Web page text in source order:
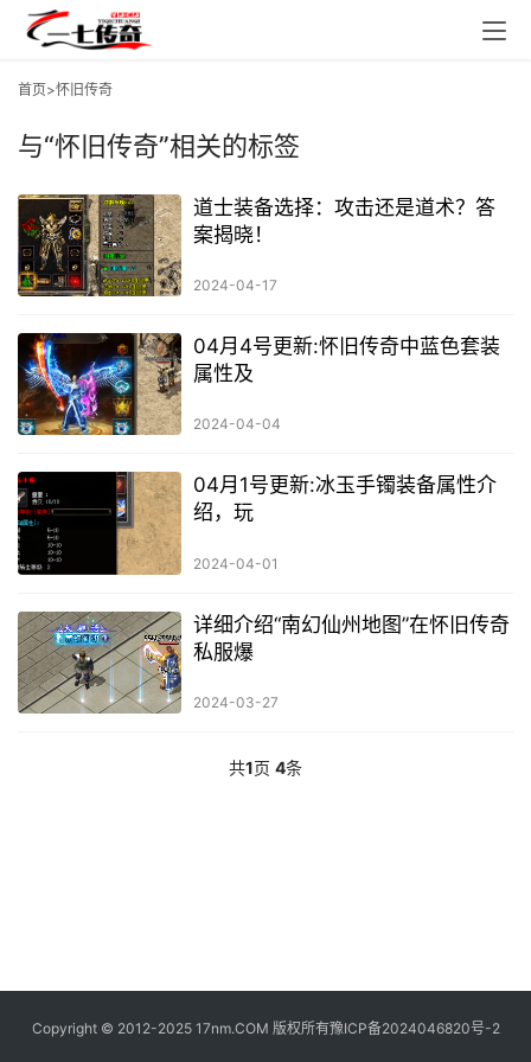
首页>怀旧传奇
与“怀旧传奇”相关的标签
道士装备选择：攻击还是道术？答
案揭晓！
2024-04-17
04月4号更新:怀旧传奇中蓝色套装
属性及
2024-04-04
04月1号更新:冰玉手镯装备属性介
绍，玩
2024-04-01
详细介绍“南幻仙州地图”在怀旧传奇
私服爆
2024-03-27
共1页 4条
Copyright © 2012-2025 17nm.COM 版权所有豫ICP备2024046820号-2